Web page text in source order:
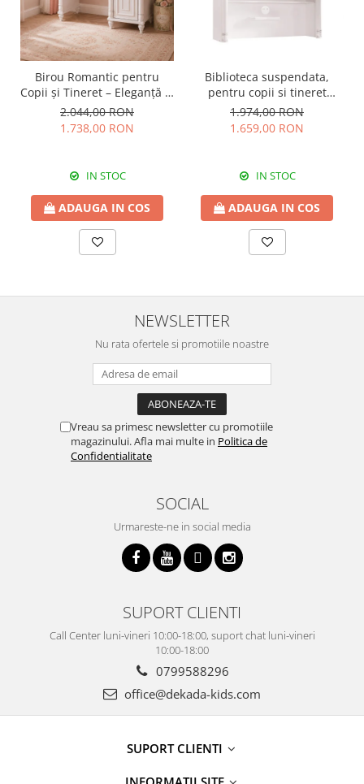
Birou Romantic pentru
Copii și Tineret – Eleganță și
Funcționalitate, 117x62x75
cm
2.044,00 RON
1.738,00 RON
IN STOC
ADAUGA IN COS
Biblioteca suspendata,
pentru copii si tineret
Colectia Romantic,
117x37x119 cm
1.974,00 RON
1.659,00 RON
IN STOC
ADAUGA IN COS
NEWSLETTER
Nu rata ofertele si promotiile noastre
Vreau sa primesc newsletter cu promotiile
magazinului. Afla mai multe in Politica de
Confidentialitate
SOCIAL
Urmareste-ne in social media
SUPORT CLIENTI
Call Center luni-vineri 10:00-18:00, suport chat luni-vineri
10:00-18:00
0799588296
office@dekada-kids.com
SUPORT CLIENTI